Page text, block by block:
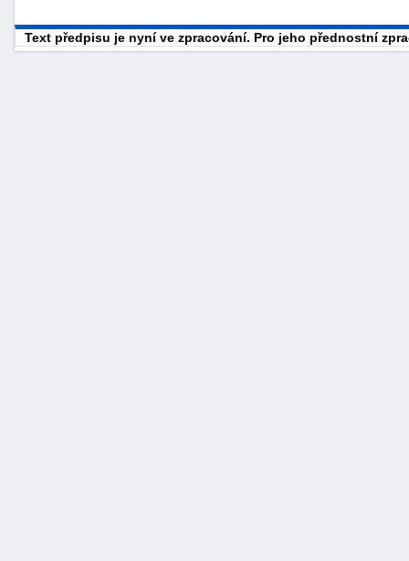
Text předpisu je nyní ve zpracování. Pro jeho přednostní